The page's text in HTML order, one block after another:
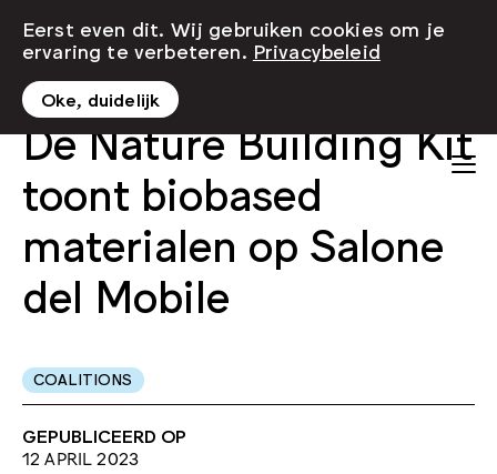
De Nature Building Kit
toont biobased
materialen op Salone
del Mobile
COALITIONS
GEPUBLICEERD OP
12 APRIL 2023
Eerst even dit. Wij gebruiken cookies om je
ervaring te verbeteren. Privacybeleid
Oke, duidelijk